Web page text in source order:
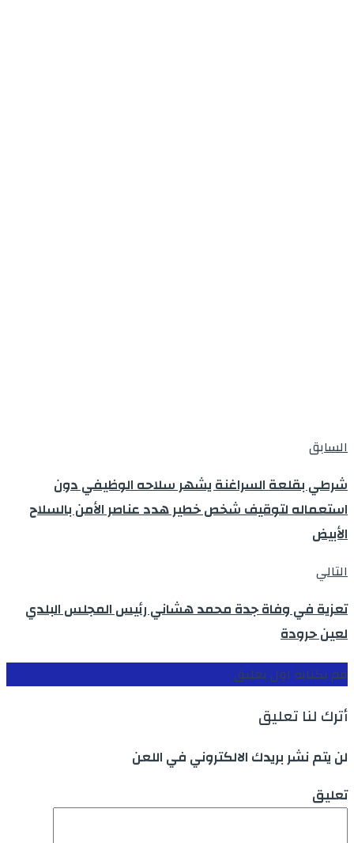
السابق
شرطي بقلعة السراغنة يشهر سلاحه الوظيفي دون
استعماله لتوقيف شخص خطير هدد عناصر الأمن بالسلاح
الأبيض
التالي
تعزية في وفاة جدة محمد هشاني رئيس المجلس البلدي
لعين حرودة
قم بكتابة اول تعليق
أترك لنا تعليق
لن يتم نشر بريدك الالكتروني في اللعن
تعليق